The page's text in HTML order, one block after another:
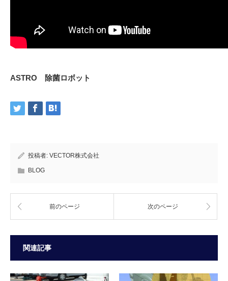
ASTRO 除菌ロボット
投稿者: VECTOR株式会社
BLOG
前のページ 次のページ
関連記事